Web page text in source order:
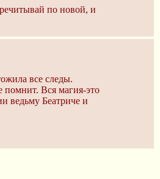
по новой, и
все следы.
помнит. Вся магия-это
ведьму Беатриче и